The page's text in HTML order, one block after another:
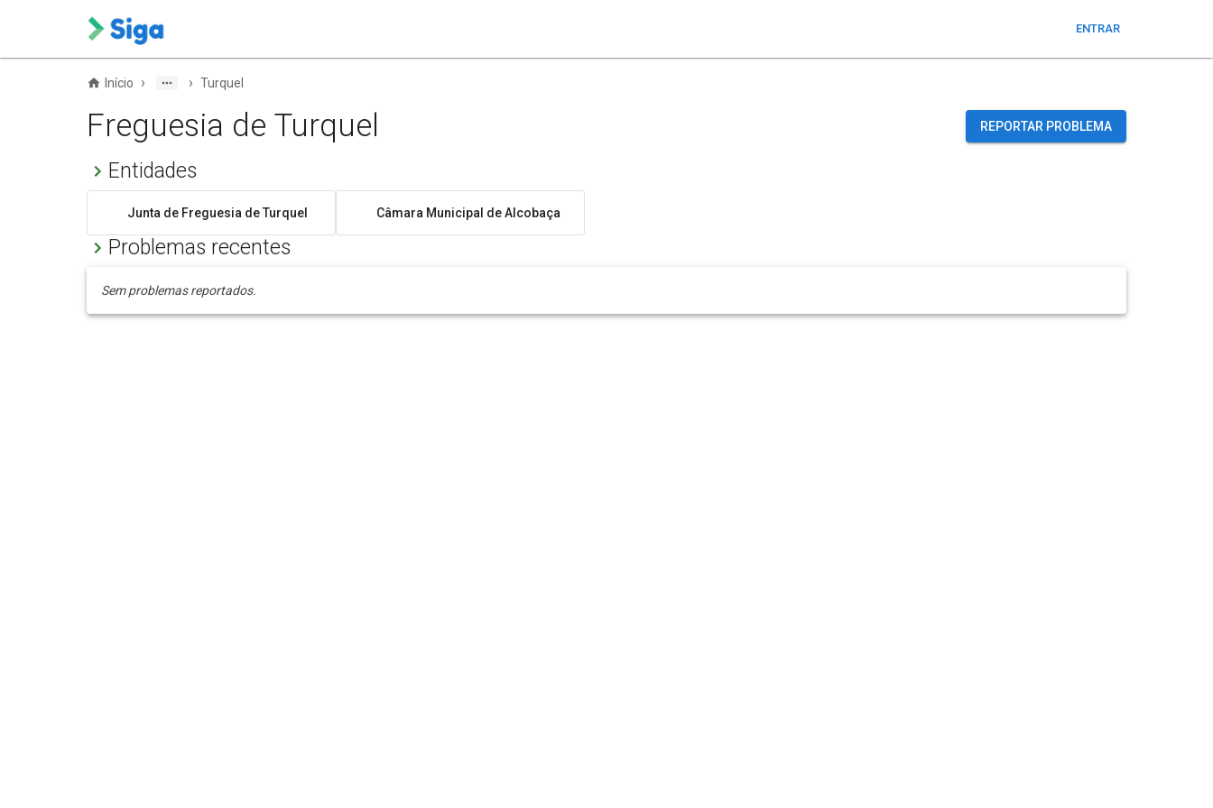
ENTRAR
Início › › Turquel
Freguesia de Turquel REPORTAR PROBLEMA
Entidades
Junta de Freguesia de Turquel Câmara Municipal de Alcobaça
Problemas recentes
Sem problemas reportados.